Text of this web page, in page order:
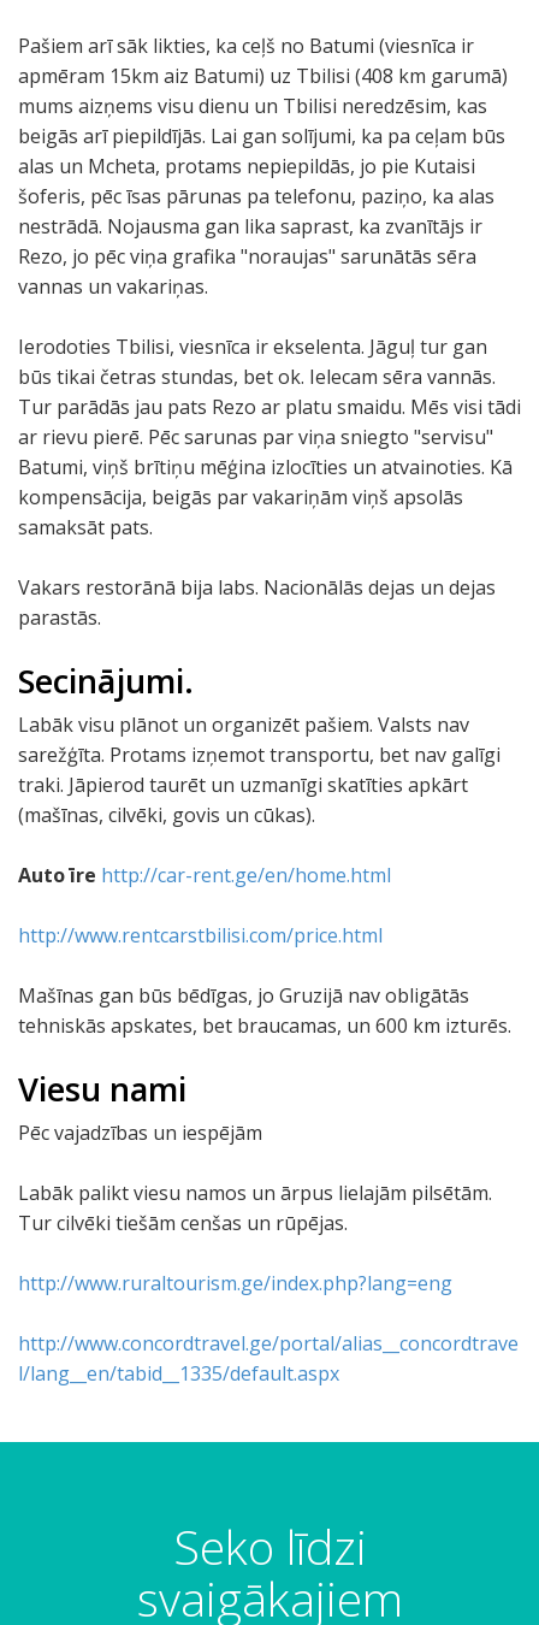
Pašiem arī sāk likties, ka ceļš no Batumi (viesnīca ir
apmēram 15km aiz Batumi) uz Tbilisi (408 km garumā)
mums aizņems visu dienu un Tbilisi neredzēsim, kas
beigās arī piepildījās. Lai gan solījumi, ka pa ceļam būs
alas un Mcheta, protams nepiepildās, jo pie Kutaisi
šoferis, pēc īsas pārunas pa telefonu, paziņo, ka alas
nestrādā. Nojausma gan lika saprast, ka zvanītājs ir
Rezo, jo pēc viņa grafika "noraujas" sarunātās sēra
vannas un vakariņas.
Ierodoties Tbilisi, viesnīca ir ekselenta. Jāguļ tur gan
būs tikai četras stundas, bet ok. Ielecam sēra vannās.
Tur parādās jau pats Rezo ar platu smaidu. Mēs visi tādi
ar rievu pierē. Pēc sarunas par viņa sniegto "servisu"
Batumi, viņš brītiņu mēģina izlocīties un atvainoties. Kā
kompensācija, beigās par vakariņām viņš apsolās
samaksāt pats.
Vakars restorānā bija labs. Nacionālās dejas un dejas
parastās.
Secinājumi.
Labāk visu plānot un organizēt pašiem. Valsts nav
sarežģīta. Protams izņemot transportu, bet nav galīgi
traki. Jāpierod taurēt un uzmanīgi skatīties apkārt
(mašīnas, cilvēki, govis un cūkas).
Auto īre http://car-rent.ge/en/home.html
http://www.rentcarstbilisi.com/price.html
Mašīnas gan būs bēdīgas, jo Gruzijā nav obligātās
tehniskās apskates, bet braucamas, un 600 km izturēs.
Viesu nami
Pēc vajadzības un iespējām
Labāk palikt viesu namos un ārpus lielajām pilsētām.
Tur cilvēki tiešām cenšas un rūpējas.
http://www.ruraltourism.ge/index.php?lang=eng
http://www.concordtravel.ge/portal/alias__concordtrave
l/lang__en/tabid__1335/default.aspx
Seko līdzi
svaigākajiem